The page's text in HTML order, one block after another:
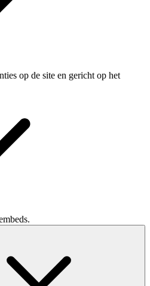
op de site en gericht op het